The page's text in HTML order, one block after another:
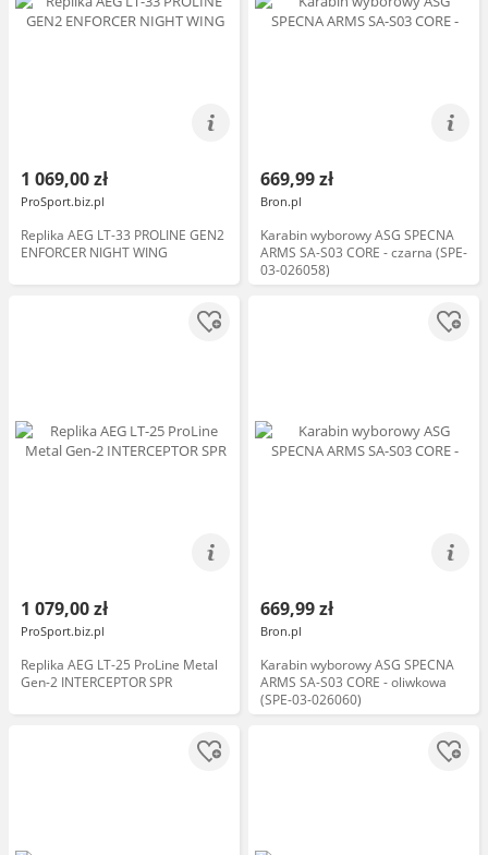
1 069,00 zł
ProSport.biz.pl
Replika AEG LT-33 PROLINE GEN2
ENFORCER NIGHT WING
669,99 zł
Bron.pl
Karabin wyborowy ASG SPECNA
ARMS SA-S03 CORE - czarna (SPE-
03-026058)
1 079,00 zł
ProSport.biz.pl
Replika AEG LT-25 ProLine Metal
Gen-2 INTERCEPTOR SPR
669,99 zł
Bron.pl
Karabin wyborowy ASG SPECNA
ARMS SA-S03 CORE - oliwkowa
(SPE-03-026060)